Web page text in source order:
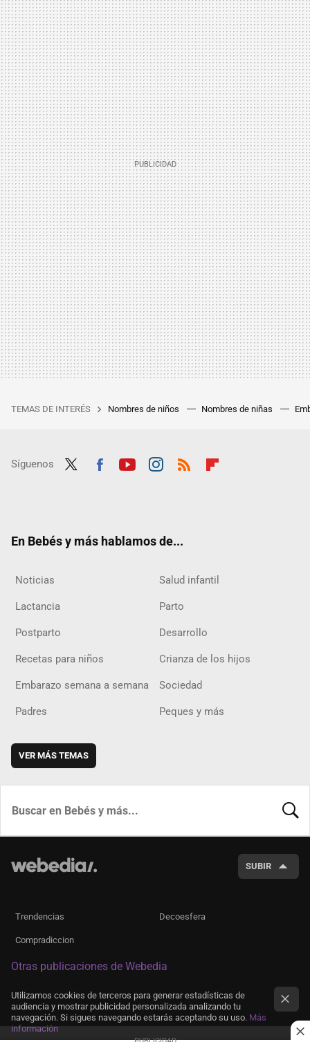
TEMAS DE INTERÉS Nombres de niños Nombres de niñas
Síguenos
En Bebés y más hablamos de...
Noticias Salud infantil
Lactancia Parto
Postparto Desarrollo
Recetas para niños Crianza de los hijos
Embarazo semana a semana Sociedad
Padres Peques y más
VER MÁS TEMAS
SUBIR
Trendencias Decoesfera
Compradiccion
Otras publicaciones de Webedia
Utilizamos cookies de terceros para generar estadísticas de
audiencia y mostrar publicidad personalizada analizando tu
navegación. Si sigues navegando estarás aceptando su uso. Más
información